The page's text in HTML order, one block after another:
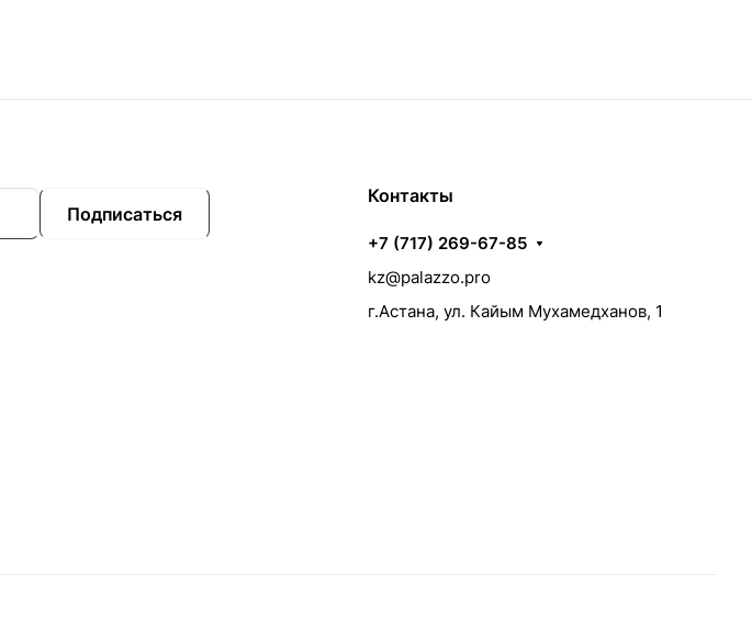
Подписаться
Контакты
+7 (717) 269-67-85
kz@palazzo.pro
г.Астана, ул. Кайым Мухамедханов, 1